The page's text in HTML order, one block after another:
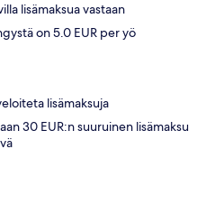
lisämaksua vastaan
on 5.0 EUR per yö
lisämaksuja
30 EUR:n suuruinen lisämaksu